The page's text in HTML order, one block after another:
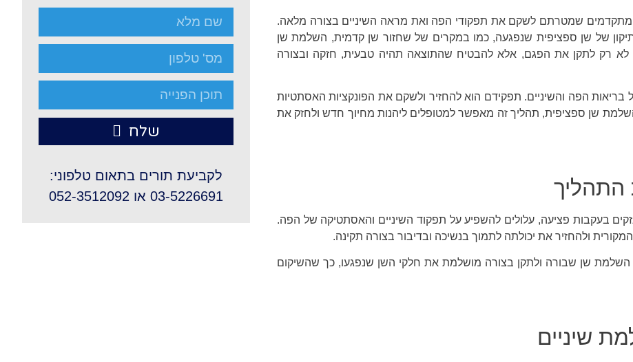
מתקדמים שמטרתם לשקם את תפקודי הפה ואת מראה השיניים בצורה מלאה.
של שן ספציפית שנפגעה, כמו במקרים של שחזור שן קדמית, השלמת שן
רק לתקן את הפגם, אלא להבטיח שהתוצאה תהיה טבעית, חזקה ובצורה
הפה והשיניים. תפקידם הוא להחזיר ולשקם את הפונקציות האסתטיות
שן ספציפית, תהליך זה מאפשר למטופלים ליהנות מחיוך חדש ולחזק את
התהליך
בעקבות פציעה, עלולים להשפיע על תפקוד השיניים והאסתטיקה של הפה.
ולהחזיר את יכולתה לתמוך בנשיכה ובדיבור בצורה תקינה.
שן שבורה ולתקן בצורה מושלמת את חלקי השן שנפגעו, כך שהשיקום
שיניים
שלח
לקביעת תורים בתאום טלפוני:
03-5226691 או 052-3512092